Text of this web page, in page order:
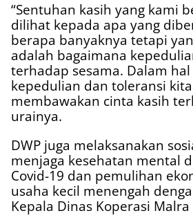
“Sentuhan kasih yang kami
dilihat kepada apa yang
berapa banyaknya tetapi
adalah bagaimana
terhadap sesama. Dalam
kepedulian dan toleransi
membawakan cinta kasih
urainya.
DWP juga melaksanakan
menjaga kesehatan mental
Covid-19 dan pemulihan
usaha kecil menengah
Kepala Dinas Koperasi Malra